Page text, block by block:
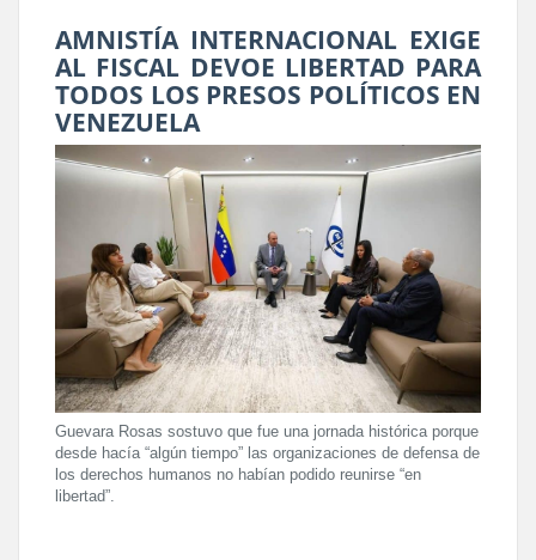
AMNISTÍA INTERNACIONAL EXIGE
AL FISCAL DEVOE LIBERTAD PARA
TODOS LOS PRESOS POLÍTICOS EN
VENEZUELA
Guevara Rosas sostuvo que fue una jornada histórica porque
desde hacía “algún tiempo” las organizaciones de defensa de
los derechos humanos no habían podido reunirse “en
libertad”.